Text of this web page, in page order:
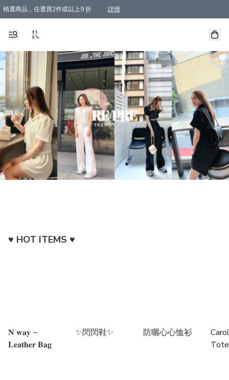
精選商品，任選買2件或以上9 折 詳情
♥︎ HOT ITEMS ♥︎
𝐍 𝐰𝐚𝐲 ~
𝐋𝐞𝐚𝐭𝐡𝐞𝐫 𝐁𝐚𝐠
✨閃閃鞋✨ 防曬心心恤衫